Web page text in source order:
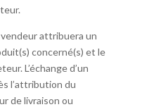
attribuera un
concerné(s) et le
L’échange d’un
l’attribution du
de livraison ou